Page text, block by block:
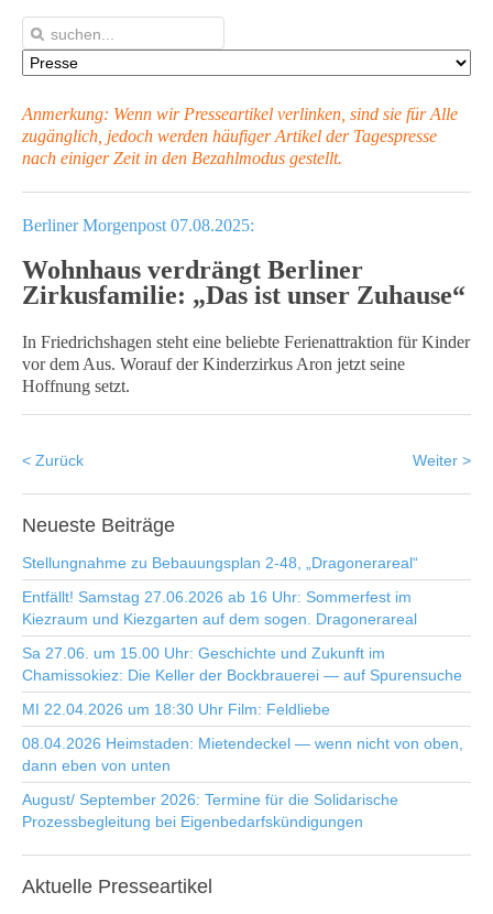
Anmerkung: Wenn wir Presseartikel verlinken, sind sie für Alle
zugänglich, jedoch werden häufiger Artikel der Tagespresse
nach einiger Zeit in den Bezahlmodus gestellt.
Berliner Morgenpost 07.08.2025:
Wohnhaus verdrängt Berliner
Zirkusfamilie: „Das ist unser Zuhause“
In Friedrichshagen steht eine beliebte Ferienattraktion für Kinder
vor dem Aus. Worauf der Kinderzirkus Aron jetzt seine
Hoffnung setzt.
< Zurück Weiter >
Neueste Beiträge
Stellungnahme zu Bebauungsplan 2-48, „Dragonerareal“
Entfällt! Samstag 27.06.2026 ab 16 Uhr: Sommerfest im
Kiezraum und Kiezgarten auf dem sogen. Dragonerareal
Sa 27.06. um 15.00 Uhr: Geschichte und Zukunft im
Chamissokiez: Die Keller der Bockbrauerei — auf Spurensuche
MI 22.04.2026 um 18:30 Uhr Film: Feldliebe
08.04.2026 Heimstaden: Mietendeckel — wenn nicht von oben,
dann eben von unten
August/ September 2026: Termine für die Solidarische
Prozessbegleitung bei Eigenbedarfskündigungen
Aktuelle Presseartikel